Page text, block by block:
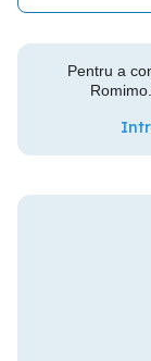
Pentru a